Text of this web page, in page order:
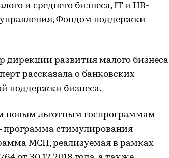
и среднего бизнеса, IT и HR-
Фондом поддержки
дирекции развития малого бизнеса
рассказала о банковских
поддержки бизнеса.
новым льготным госпрограммам
стимулирования
МСП, реализуемая в рамках